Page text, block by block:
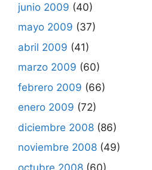
junio 2009 (40)
mayo 2009 (37)
abril 2009 (41)
marzo 2009 (60)
febrero 2009 (66)
enero 2009 (72)
diciembre 2008 (86)
noviembre 2008 (49)
octubre 2008 (60)